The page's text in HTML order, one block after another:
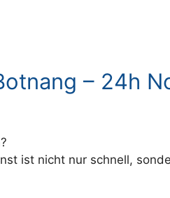
– 24h
ist nicht nur schnell,